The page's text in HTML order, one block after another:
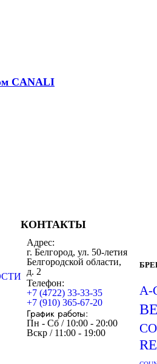
CANALI
КОНТАКТЫ
Адрес:
г. Белгород, ул. 50-летия
Белгородской области,
д. 2
Телефон:
+7 (4722) 33-33-35
+7 (910) 365-67-20
График работы:
Пн - Сб / 10:00 - 20:00
Вскр / 11:00 - 19:00
A-